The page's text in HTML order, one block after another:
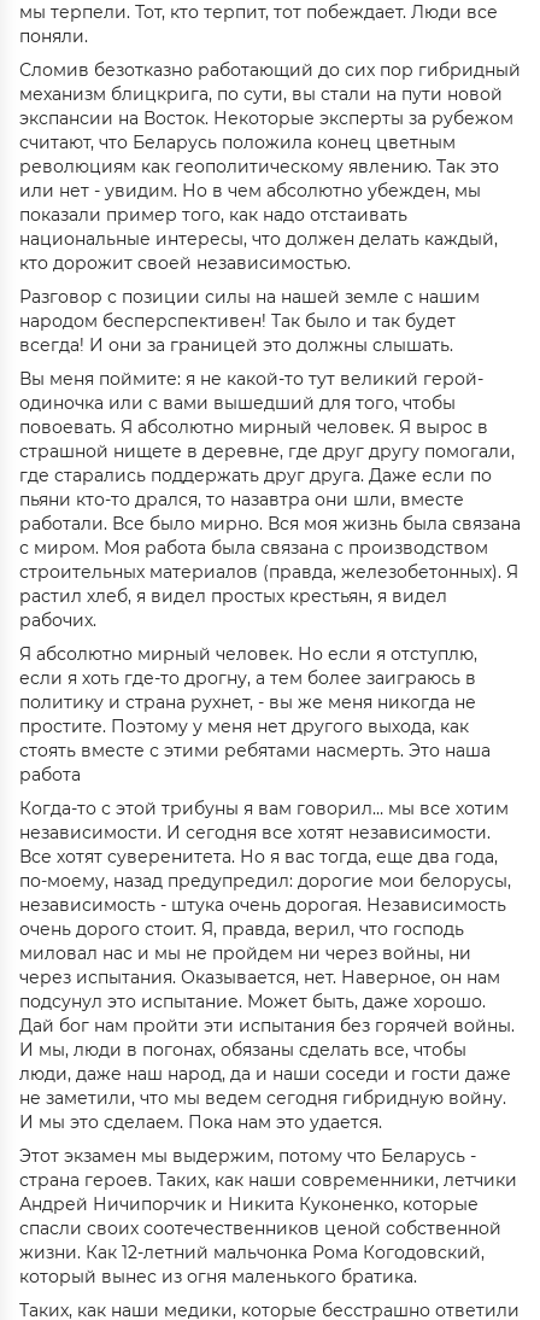
мы терпели. Тот, кто терпит, тот побеждает. Люди все
поняли.
Сломив безотказно работающий до сих пор гибридный
механизм блицкрига, по сути, вы стали на пути новой
экспансии на Восток. Некоторые эксперты за рубежом
считают, что Беларусь положила конец цветным
революциям как геополитическому явлению. Так это
или нет - увидим. Но в чем абсолютно убежден, мы
показали пример того, как надо отстаивать
национальные интересы, что должен делать каждый,
кто дорожит своей независимостью.
Разговор с позиции силы на нашей земле с нашим
народом бесперспективен! Так было и так будет
всегда! И они за границей это должны слышать.
Вы меня поймите: я не какой-то тут великий герой-
одиночка или с вами вышедший для того, чтобы
повоевать. Я абсолютно мирный человек. Я вырос в
страшной нищете в деревне, где друг другу помогали,
где старались поддержать друг друга. Даже если по
пьяни кто-то дрался, то назавтра они шли, вместе
работали. Все было мирно. Вся моя жизнь была связана
с миром. Моя работа была связана с производством
строительных материалов (правда, железобетонных). Я
растил хлеб, я видел простых крестьян, я видел
рабочих.
Я абсолютно мирный человек. Но если я отступлю,
если я хоть где-то дрогну, а тем более заиграюсь в
политику и страна рухнет, - вы же меня никогда не
простите. Поэтому у меня нет другого выхода, как
стоять вместе с этими ребятами насмерть. Это наша
работа
Когда-то с этой трибуны я вам говорил… мы все хотим
независимости. И сегодня все хотят независимости.
Все хотят суверенитета. Но я вас тогда, еще два года,
по-моему, назад предупредил: дорогие мои белорусы,
независимость - штука очень дорогая. Независимость
очень дорого стоит. Я, правда, верил, что господь
миловал нас и мы не пройдем ни через войны, ни
через испытания. Оказывается, нет. Наверное, он нам
подсунул это испытание. Может быть, даже хорошо.
Дай бог нам пройти эти испытания без горячей войны.
И мы, люди в погонах, обязаны сделать все, чтобы
люди, даже наш народ, да и наши соседи и гости даже
не заметили, что мы ведем сегодня гибридную войну.
И мы это сделаем. Пока нам это удается.
Этот экзамен мы выдержим, потому что Беларусь -
страна героев. Таких, как наши современники, летчики
Андрей Ничипорчик и Никита Куконенко, которые
спасли своих соотечественников ценой собственной
жизни. Как 12-летний мальчонка Рома Когодовский,
который вынес из огня маленького братика.
Таких, как наши медики, которые бесстрашно ответили